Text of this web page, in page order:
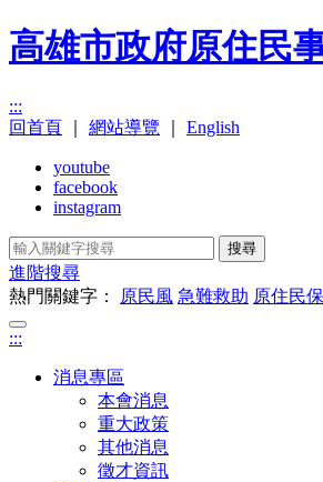
高雄市政府原住民
:::
回首頁
網站導覽 English
youtube
facebook
instagram
搜尋
進階搜尋
熱門關鍵字：
原民風 急難救助 原住民
:::
消息專區
本會消息
重大政策
其他消息
徵才資訊